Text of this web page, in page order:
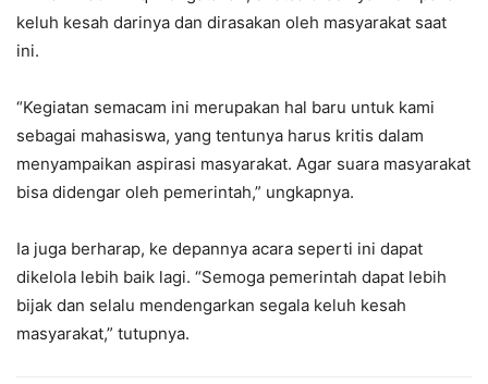
keluh kesah darinya dan dirasakan oleh masyarakat saat
ini.
“Kegiatan semacam ini merupakan hal baru untuk kami
sebagai mahasiswa, yang tentunya harus kritis dalam
menyampaikan aspirasi masyarakat. Agar suara masyarakat
bisa didengar oleh pemerintah,” ungkapnya.
Ia juga berharap, ke depannya acara seperti ini dapat
dikelola lebih baik lagi. “Semoga pemerintah dapat lebih
bijak dan selalu mendengarkan segala keluh kesah
masyarakat,” tutupnya.